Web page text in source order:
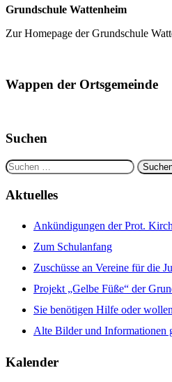
Grundschule Wattenheim
Zur Homepage der Grundschule
Wappen der Ortsgemeinde
Suchen
Suchen
nach:
Aktuelles
Ankündigungen der Prot.
Zum Schulanfang
Zuschüsse an Vereine für die
Projekt „Gelbe Füße“ der
Sie benötigen Hilfe oder
Alte Bilder und Informationen
Kalender